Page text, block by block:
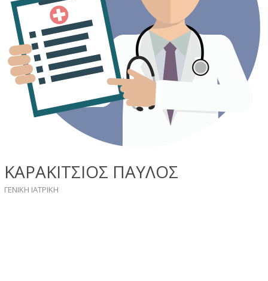
ΚΑΡΑΚΙΤΣΙΟΣ ΠΑΥΛΟΣ
ΓΕΝΙΚΗ ΙΑΤΡΙΚΗ